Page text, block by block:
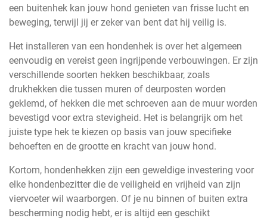
een buitenhek kan jouw hond genieten van frisse lucht en
beweging, terwijl jij er zeker van bent dat hij veilig is.
Het installeren van een hondenhek is over het algemeen
eenvoudig en vereist geen ingrijpende verbouwingen. Er zijn
verschillende soorten hekken beschikbaar, zoals
drukhekken die tussen muren of deurposten worden
geklemd, of hekken die met schroeven aan de muur worden
bevestigd voor extra stevigheid. Het is belangrijk om het
juiste type hek te kiezen op basis van jouw specifieke
behoeften en de grootte en kracht van jouw hond.
Kortom, hondenhekken zijn een geweldige investering voor
elke hondenbezitter die de veiligheid en vrijheid van zijn
viervoeter wil waarborgen. Of je nu binnen of buiten extra
bescherming nodig hebt, er is altijd een geschikt